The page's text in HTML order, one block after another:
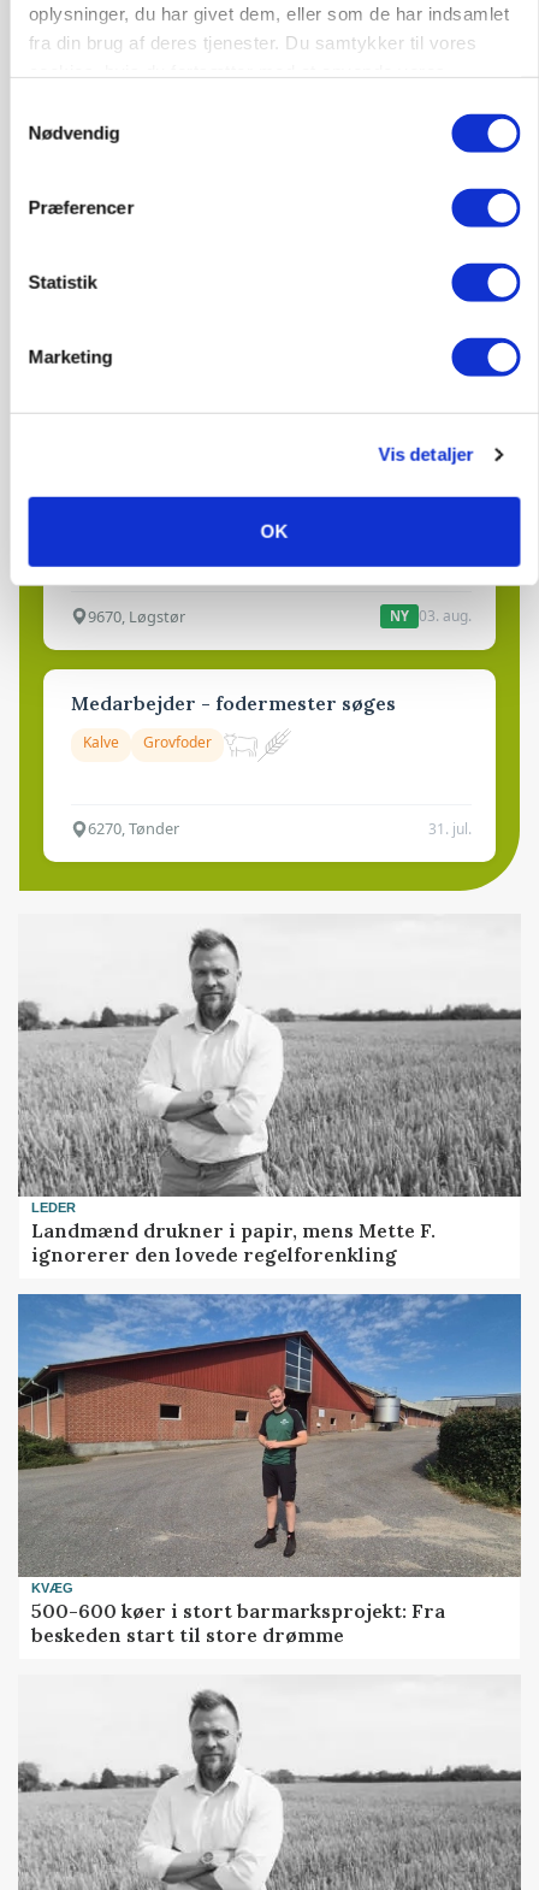
oplysninger, du har givet dem, eller som de har indsamlet
fra din brug af deres tjenester. Du samtykker til vores
Nødvendig
Præferencer
Statistik
Marketing
Vis detaljer
OK
03. aug.
Leder til klimastald
Produktionsleder til nyrenoveret
9670, Løgstør NY 03. aug.
Medarbejder - fodermester søges
Kalve Grovfoder
6270, Tønder 31. jul.
LEDER
Landmænd drukner i papir, mens Mette F.
ignorerer den lovede regelforenkling
KVÆG
500-600 køer i stort barmarksprojekt: Fra
beskeden start til store drømme